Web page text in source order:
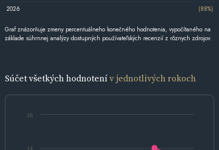
2026
(88%)
Graf znázorňuje zmeny percentuálneho konečného hodnotenia, vypočítaného na
základe súhrnnej analýzy dostupných používateľských recenzií z rôznych zdrojov.
Súčet všetkých hodnotenív jednotlivých rokoch
14
16